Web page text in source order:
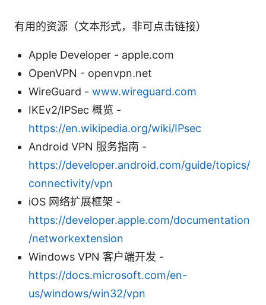
有用的资源（文本形式，非可点击链接）
Apple Developer - apple.com
OpenVPN - openvpn.net
WireGuard - www.wireguard.com
IKEv2/IPSec 概览 -
https://en.wikipedia.org/wiki/IPsec
Android VPN 服务指南 -
https://developer.android.com/guide/topics/
connectivity/vpn
iOS 网络扩展框架 -
https://developer.apple.com/documentation
/networkextension
Windows VPN 客户端开发 -
https://docs.microsoft.com/en-
us/windows/win32/vpn